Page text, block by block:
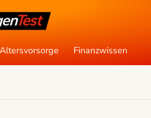
Altersvorsorge Finanzwissen